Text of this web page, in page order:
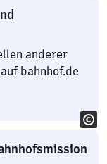
anderer
bahnhof.de